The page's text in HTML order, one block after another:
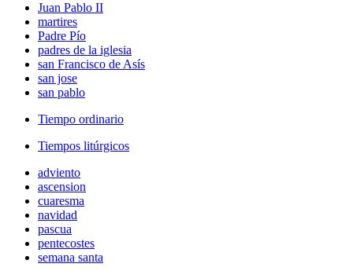
Juan Pablo II
martires
Padre Pío
padres de la iglesia
san Francisco de Asís
san jose
san pablo
Tiempo ordinario
Tiempos litúrgicos
adviento
ascension
cuaresma
navidad
pascua
pentecostes
semana santa